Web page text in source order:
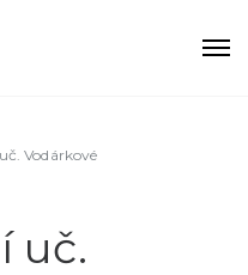
Vodárkové
uč.